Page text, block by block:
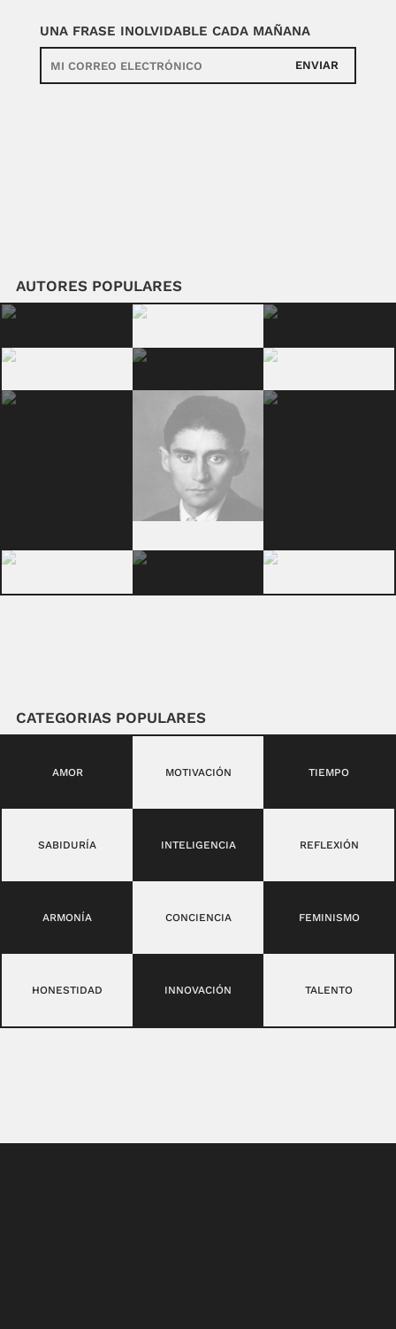
UNA FRASE INOLVIDABLE CADA MAÑANA
ENVIAR
AUTORES POPULARES
CATEGORIAS POPULARES
AMOR MOTIVACIÓN TIEMPO
SABIDURÍA INTELIGENCIA REFLEXIÓN
ARMONÍA CONCIENCIA FEMINISMO
HONESTIDAD INNOVACIÓN TALENTO